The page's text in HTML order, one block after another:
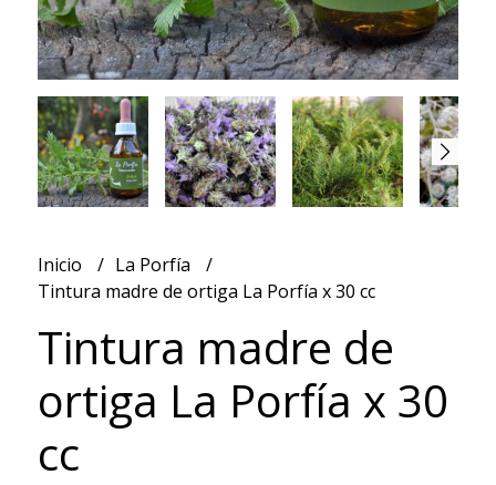
Inicio
La Porfía
Tintura madre de ortiga La Porfía x 30 cc
Tintura madre de
ortiga La Porfía x 30
cc